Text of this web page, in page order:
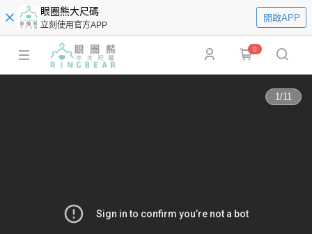
眼圈熊大尺碼
立刻使用官方APP
開啟APP
0
1/11